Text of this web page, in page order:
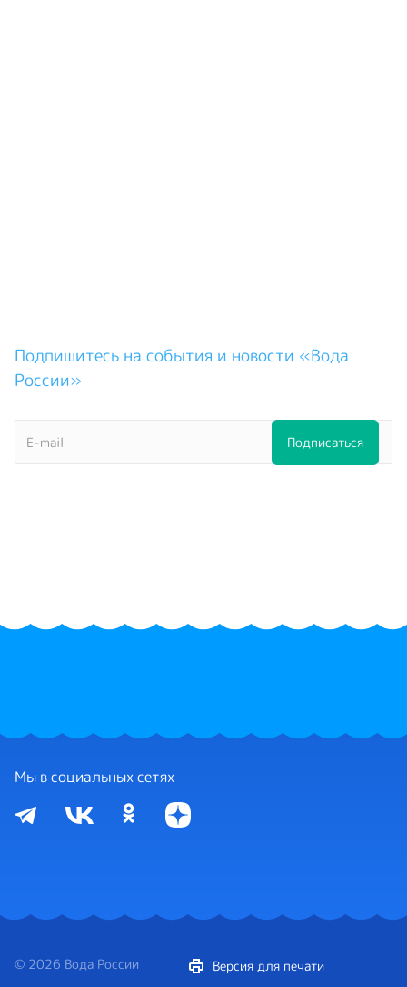
Подпишитесь на события и новости «Вода
России»
Мы в социальных сетях
© 2026 Вода России Версия для печати